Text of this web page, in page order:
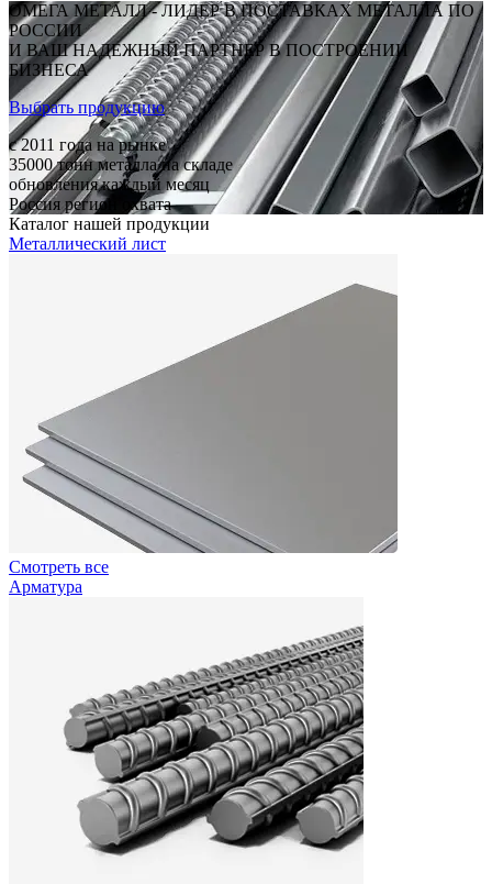
ОМЕГА МЕТАЛЛ - ЛИДЕР В ПОСТАВКАХ МЕТАЛЛА ПО
РОССИИ
И ВАШ НАДЕЖНЫЙ ПАРТНЕР В ПОСТРОЕНИИ
БИЗНЕСА
Выбрать продукцию
c 2011 года на рынке
35000 тонн металла на складе
обновления каждый месяц
Россия регион охвата
Каталог нашей продукции
Металлический лист
Смотреть все
Арматура